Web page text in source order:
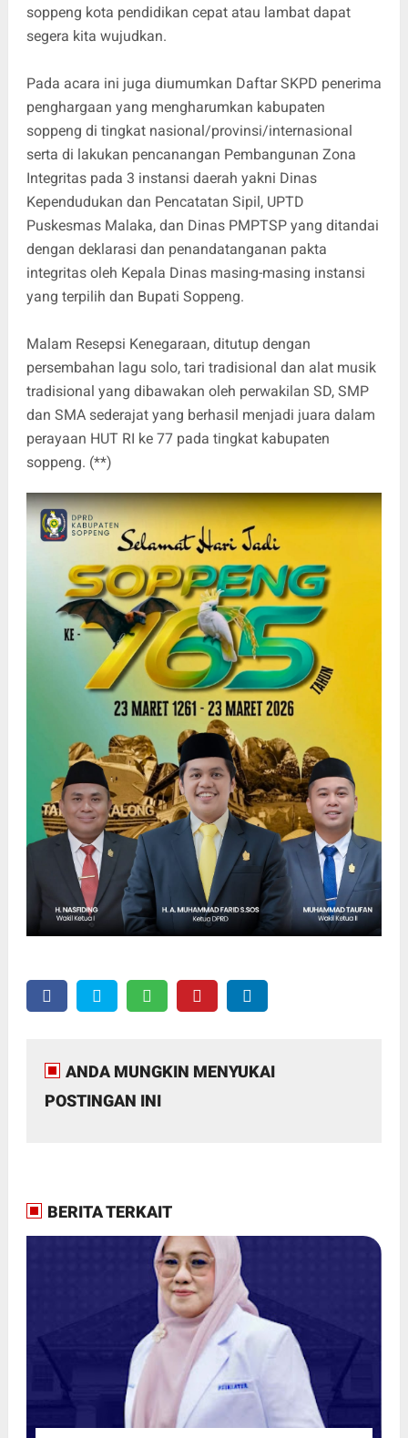
soppeng kota pendidikan cepat atau lambat dapat
segera kita wujudkan.
Pada acara ini juga diumumkan Daftar SKPD penerima
penghargaan yang mengharumkan kabupaten
soppeng di tingkat nasional/provinsi/internasional
serta di lakukan pencanangan Pembangunan Zona
Integritas pada 3 instansi daerah yakni Dinas
Kependudukan dan Pencatatan Sipil, UPTD
Puskesmas Malaka, dan Dinas PMPTSP yang ditandai
dengan deklarasi dan penandatanganan pakta
integritas oleh Kepala Dinas masing-masing instansi
yang terpilih dan Bupati Soppeng.
Malam Resepsi Kenegaraan, ditutup dengan
persembahan lagu solo, tari tradisional dan alat musik
tradisional yang dibawakan oleh perwakilan SD, SMP
dan SMA sederajat yang berhasil menjadi juara dalam
perayaan HUT RI ke 77 pada tingkat kabupaten
soppeng. (**)
ANDA MUNGKIN MENYUKAI
POSTINGAN INI
BERITA TERKAIT